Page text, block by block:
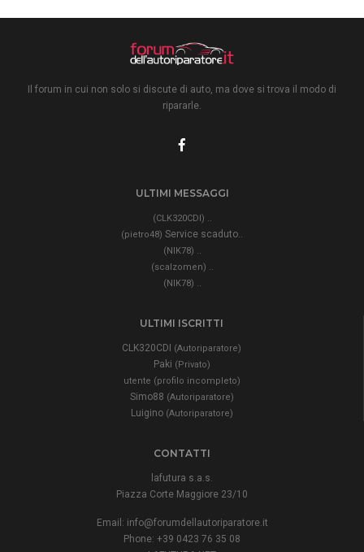
Il forum in cui non solo si discute di auto, ma dove si trova il modo di
ripararle.
ULTIMI MESSAGGI
(CLK320CDI) ..
(pietro48) Service scaduto..
(NIK78) ..
(scalzomen) ..
(NIK78) ..
ULTIMI ISCRITTI
CLK320CDI (Autoriparatore)
Paki (Privato)
utente (profilo incompleto)
Simo88 (Autoriparatore)
Luigino (Autoriparatore)
CONTATTI
lafutura s.a.s.
Piazza Corte Maggiore 23/10
Email: info@forumdellautoriparatore.it
Phone: +39 0423 76 35 08